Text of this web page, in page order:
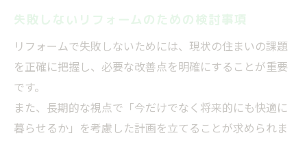
失敗しないリフォームのための検討事項
リフォームで失敗しないためには、現状の住まいの課題
を正確に把握し、必要な改善点を明確にすることが重要
です。
また、長期的な視点で「今だけでなく将来的にも快適に
暮らせるか」を考慮した計画を立てることが求められま